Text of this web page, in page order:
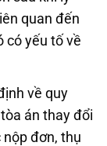
quan đến
có yếu tố về
về quy
án thay đổi
đơn, thụ